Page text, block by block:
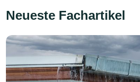
Neueste Fachartikel